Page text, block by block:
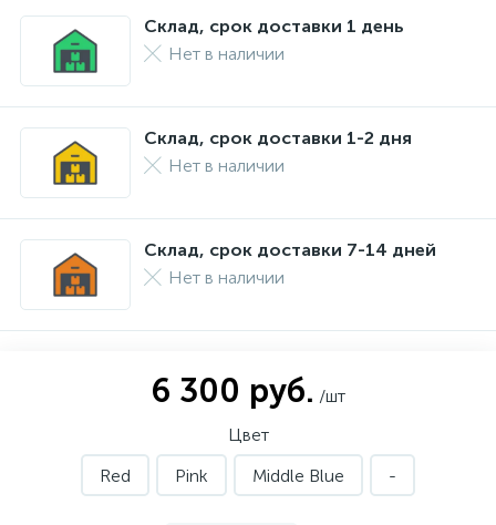
Склад, срок доставки 1 день
Нет в наличии
Склад, срок доставки 1-2 дня
Нет в наличии
Склад, срок доставки 7-14 дней
Нет в наличии
6 300 руб. /шт
Цвет
Red
Pink Middle Blue -